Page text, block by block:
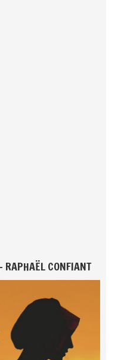
RAPHAËL CONFIANT